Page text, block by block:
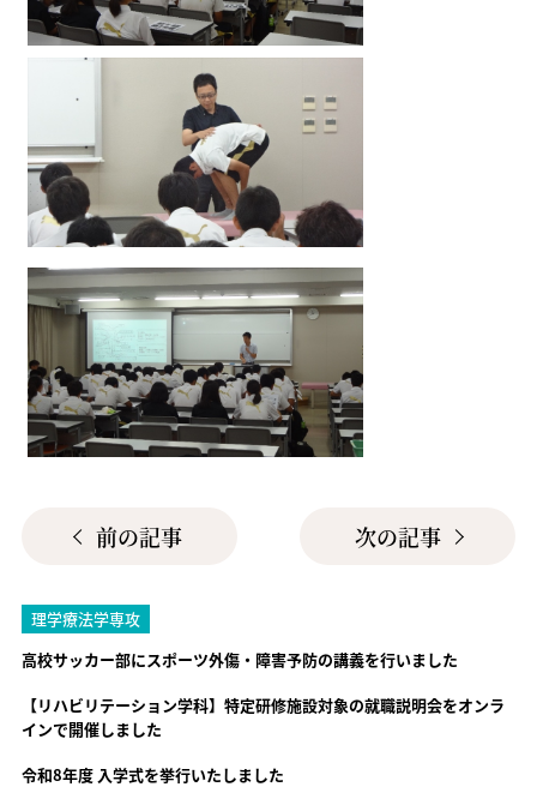
前の記事 次の記事
理学療法学専攻
高校サッカー部にスポーツ外傷・障害予防の講義を行いました
【リハビリテーション学科】特定研修施設対象の就職説明会をオンラ
インで開催しました
令和8年度 入学式を挙行いたしました